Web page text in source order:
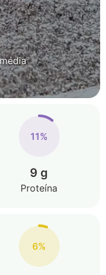
11%
9 g
Proteína
6%